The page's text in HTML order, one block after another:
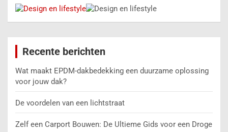
Recente berichten
Wat maakt EPDM-dakbedekking een duurzame oplossing
voor jouw dak?
De voordelen van een lichtstraat
Zelf een Carport Bouwen: De Ultieme Gids voor een Droge